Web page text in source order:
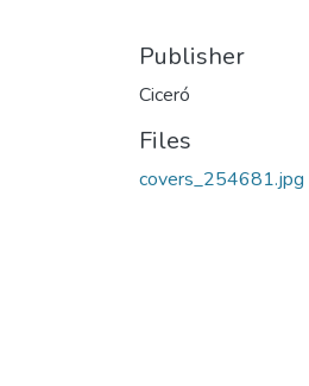
Publisher
Ciceró
Files
covers_254681.jpg